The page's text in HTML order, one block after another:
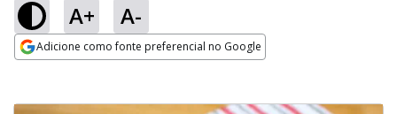
A+ A-
Adicione como fonte preferencial no Google